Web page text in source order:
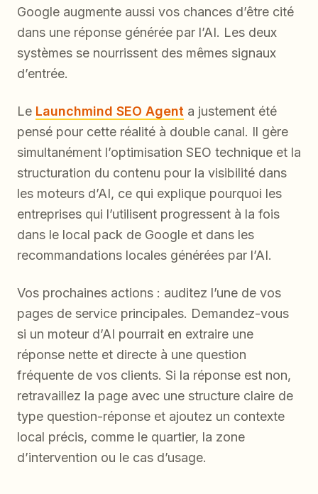
Google augmente aussi vos chances d’être cité
dans une réponse générée par l’AI. Les deux
systèmes se nourrissent des mêmes signaux
d’entrée.
Le Launchmind SEO Agent a justement été
pensé pour cette réalité à double canal. Il gère
simultanément l’optimisation SEO technique et la
structuration du contenu pour la visibilité dans
les moteurs d’AI, ce qui explique pourquoi les
entreprises qui l’utilisent progressent à la fois
dans le local pack de Google et dans les
recommandations locales générées par l’AI.
Vos prochaines actions : auditez l’une de vos
pages de service principales. Demandez-vous
si un moteur d’AI pourrait en extraire une
réponse nette et directe à une question
fréquente de vos clients. Si la réponse est non,
retravaillez la page avec une structure claire de
type question-réponse et ajoutez un contexte
local précis, comme le quartier, la zone
d’intervention ou le cas d’usage.